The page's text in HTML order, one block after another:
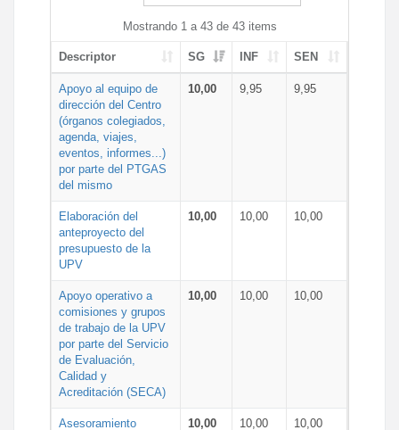
Mostrando 1 a 43 de 43 items
Descriptor SG INF SEN
Apoyo al equipo de
dirección del Centro
(órganos colegiados,
agenda, viajes,
eventos, informes...)
por parte del PTGAS
del mismo
10,00 9,95 9,95
Elaboración del
anteproyecto del
presupuesto de la
UPV
10,00 10,00 10,00
Apoyo operativo a
comisiones y grupos
de trabajo de la UPV
por parte del Servicio
de Evaluación,
Calidad y
Acreditación (SECA)
10,00 10,00 10,00
Asesoramiento
10,00 10,00 10,00